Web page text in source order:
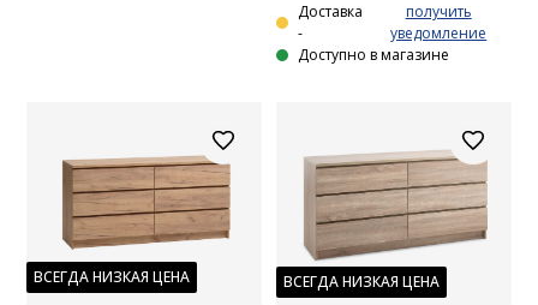
Доставка
-
получить
уведомление
Доступно в магазине
ВСЕГДА НИЗКАЯ ЦЕНА ВСЕГДА НИЗКАЯ ЦЕНА